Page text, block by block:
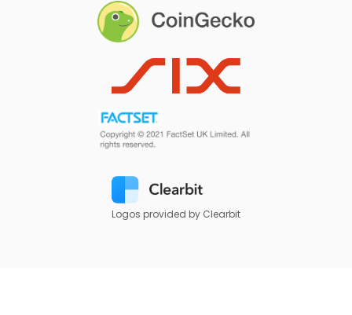
Logos provided by Clearbit